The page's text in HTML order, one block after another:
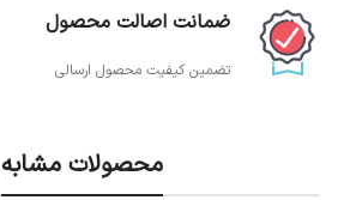
ضمانت اصالت محصول
تضمین کیفیت محصول ارسالی
محصولات مشابه